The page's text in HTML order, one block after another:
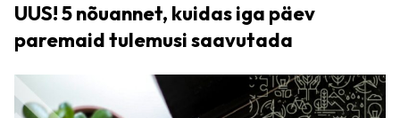
UUS! 5 nõuannet, kuidas iga päev
paremaid tulemusi saavutada